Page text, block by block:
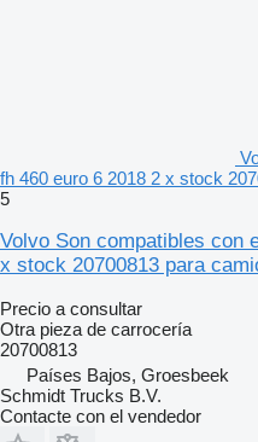
fh 460 euro 6 2018 2 x stock
5
Volvo Son compatibles con
x stock 20700813 para
Precio a consultar
Otra pieza de carrocería
20700813
Países Bajos, Groesbeek
Schmidt Trucks B.V.
Contacte con el vendedor